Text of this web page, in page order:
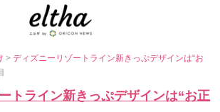
>ディズニーリゾートライン新きっぷデザインは“お
トライン新きっぷデザインは“お正